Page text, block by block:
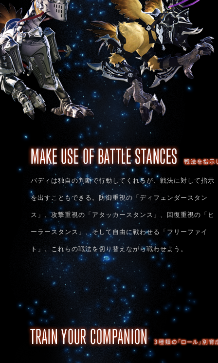
バディは独自の判断で行動してくれるが、戦法に対して指示
を出すこともできる。防御重視の「ディフェンダースタン
ス」、攻撃重視の「アタッカースタンス」、回復重視の「ヒ
ーラースタンス」、そして自由に戦わせる「フリーファイ
ト」。これらの戦法を切り替えながら戦わせよう。